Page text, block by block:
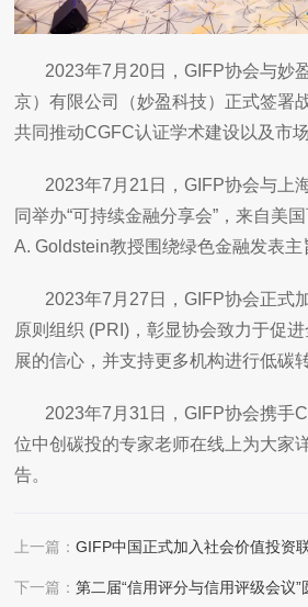
2023年7月20日，GIFP协会与妙
京）有限公司（妙盈科技）正式签署
共同推动CGFC认证学术建设以及市
2023年7月21日，GIFP协会与上
同举办“可持续金融分享会”，来自美
A. Goldstein教授围绕绿色金融发表主
2023年7月27日，GIFP协会正式
原则组织 (PRI)，彰显协会致力于促
展的信心，并支持更多机构进行低碳
2023年7月31日，GIFP协会携手
位中创碳投的专家老师在线上为大家
告。
上一篇：
下一篇：第二届“信用评分与信用评级会议”